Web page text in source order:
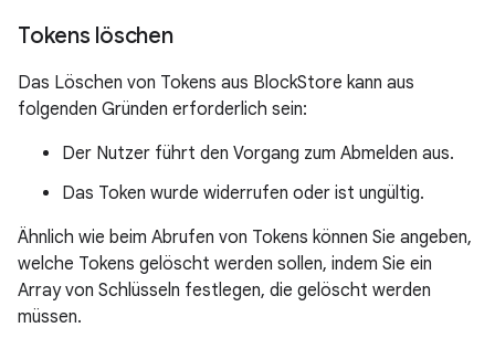
Tokens löschen
Das Löschen von Tokens aus BlockStore kann aus
folgenden Gründen erforderlich sein:
Der Nutzer führt den Vorgang zum Abmelden aus.
Das Token wurde widerrufen oder ist ungültig.
Ähnlich wie beim Abrufen von Tokens können Sie angeben,
welche Tokens gelöscht werden sollen, indem Sie ein
Array von Schlüsseln festlegen, die gelöscht werden
müssen.